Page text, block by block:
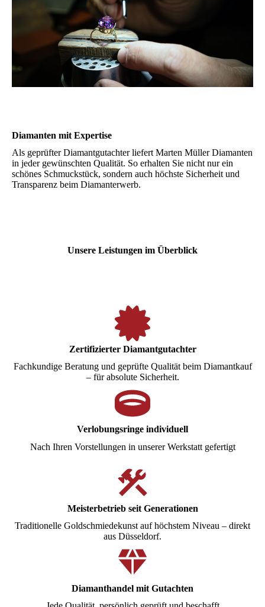
Diamanten mit Expertise
Als geprüfter Diamantgutachter liefert Marten Müller Diamanten
in jeder gewünschten Qualität. So erhalten Sie nicht nur ein
schönes Schmuckstück, sondern auch höchste Sicherheit und
Transparenz beim Diamanterwerb.
Unsere Leistungen im Überblick
Zertifizierter Diamantgutachter
Fachkundige Beratung und geprüfte Qualität beim Diamantkauf
– für absolute Sicherheit.
Verlobungsringe individuell
Nach Ihren Vorstellungen in unserer Werkstatt gefertigt
Meisterbetrieb seit Generationen
Traditionelle Goldschmiedekunst auf höchstem Niveau – direkt
aus Düsseldorf.
Diamanthandel mit Gutachten